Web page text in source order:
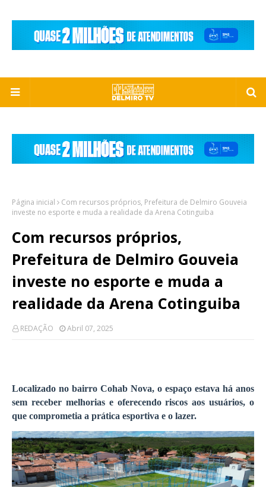
Página inicial
Com recursos próprios, Prefeitura de Delmiro Gouveia
investe no esporte e muda a realidade da Arena Cotinguiba
Com recursos próprios,
Prefeitura de Delmiro Gouveia
investe no esporte e muda a
realidade da Arena Cotinguiba
REDAÇÃO Abril 07, 2025
Localizado no bairro Cohab Nova, o espaço estava há anos
sem receber melhorias e oferecendo riscos aos usuários, o
que comprometia a prática esportiva e o lazer.